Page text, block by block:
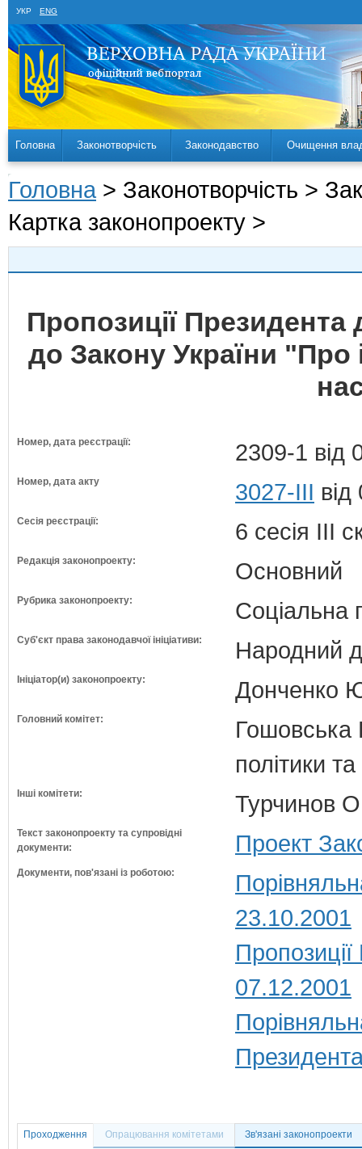
УКР ENG
Головна Законотворчість Законодавство Очищення
Головна > Законотворчість >
Картка законопроекту >
Пропозиції
до Закону України "Про
Номер, дата реєстрації: 2309-1 від
Номер, дата акту 3027-III
Сесія реєстрації: 6 сесія III
Редакція законопроекту: Основний
Рубрика законопроекту: Соціальна
Суб'єкт права законодавчої ініціативи: Народний
Ініціатор(и) законопроекту: Донченко
Головний комітет:
Гошовська
політики
Інші комітети: Турчинов
Текст законопроекту та супровідні
документи:
Проект
Документи, пов'язані із роботою:
23.10.2001
07.12.2001
Проходження Опрацювання комітетами Зв'язані законопроекти